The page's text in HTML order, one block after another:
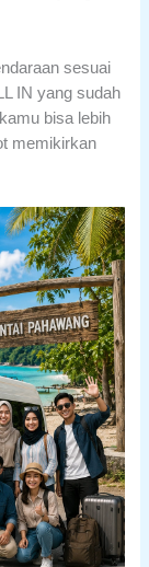
sesuai
IN yang sudah
bisa lebih
memikirkan